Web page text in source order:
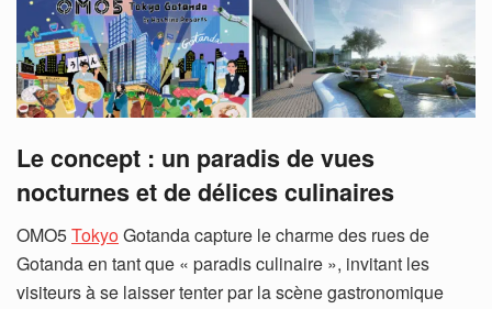
Le concept : un paradis de vues
nocturnes et de délices culinaires
OMO5TokyoGotanda capture le charme des rues de
Gotanda en tant que « paradis culinaire », invitant les
visiteurs à se laisser tenter par la scène gastronomique